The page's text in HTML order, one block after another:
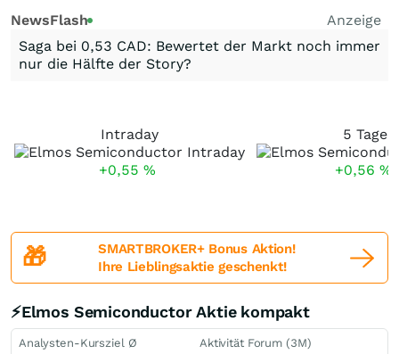
NewsFlash
Anzeige
Saga bei 0,53 CAD: Bewertet der Markt noch immer
nur die Hälfte der Story?
Intraday
+0,55 %
5 Tage
+0,56 %
🎁
SMARTBROKER+ Bonus Aktion!
Ihre Lieblingsaktie geschenkt!
⚡Elmos Semiconductor Aktie kompakt
Analysten-Kursziel Ø Aktivität Forum (3M)